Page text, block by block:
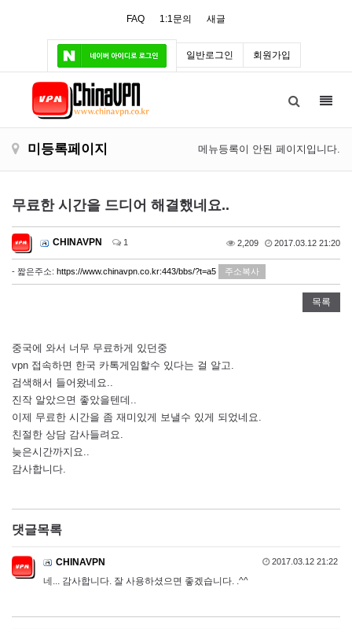
FAQ 1:1문의 새글
일반로그인 회원가입
미등록페이지 메뉴등록이 안된 페이지입니다.
무료한 시간을 드디어 해결했네요..
CHINAVPN 1 2,209 2017.03.12 21:20
- 짧은주소: https://www.chinavpn.co.kr:443/bbs/?t=a5 주소복사
목록
중국에 와서 너무 무료하게 있던중
vpn 접속하면 한국 카톡게임할수 있다는 걸 알고.
검색해서 들어왔네요..
진작 알았으면 좋았을텐데..
이제 무료한 시간을 좀 재미있게 보낼수 있게 되었네요.
친절한 상담 감사들려요.
늦은시간까지요..
감사합니다.
댓글목록
CHINAVPN 2017.03.12 21:22
네... 감사합니다. 잘 사용하셨으면 좋겠습니다. .^^